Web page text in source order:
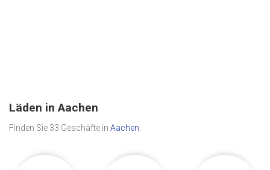
Läden in Aachen
Finden Sie 33 Geschäfte in Aachen